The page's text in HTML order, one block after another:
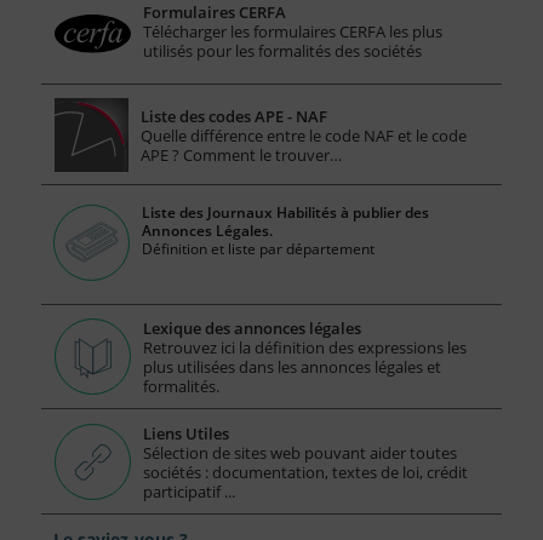
Formulaires CERFA
Télécharger les formulaires CERFA les plus
utilisés pour les formalités des sociétés
Liste des codes APE - NAF
Quelle différence entre le code NAF et le code
APE ? Comment le trouver…
Liste des Journaux Habilités à publier des
Annonces Légales.
Définition et liste par département
Lexique des annonces légales
Retrouvez ici la définition des expressions les
plus utilisées dans les annonces légales et
formalités.
Liens Utiles
Sélection de sites web pouvant aider toutes
sociétés : documentation, textes de loi, crédit
participatif ...